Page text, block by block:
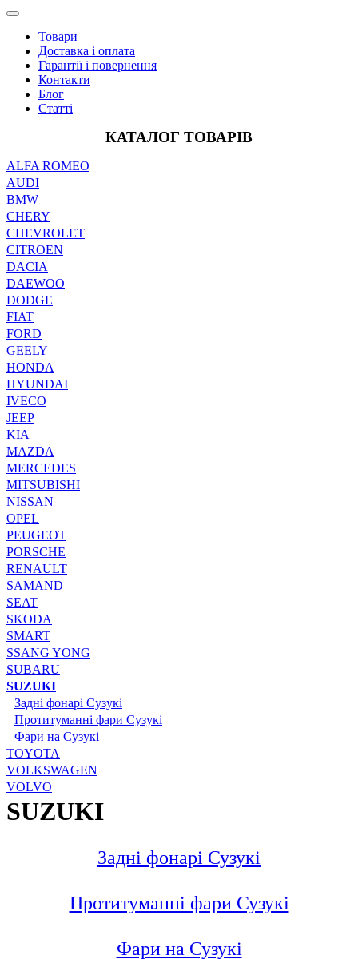
Товари
Доставка і оплата
Гарантії і повернення
Контакти
Блог
Статті
КАТАЛОГ ТОВАРІВ
ALFA ROMEO
AUDI
BMW
CHERY
CHEVROLET
CITROEN
DACIA
DAEWOO
DODGE
FIAT
FORD
GEELY
HONDA
HYUNDAI
IVECO
JEEP
KIA
MAZDA
MERCEDES
MITSUBISHI
NISSAN
OPEL
PEUGEOT
PORSCHE
RENAULT
SAMAND
SEAT
SKODA
SMART
SSANG YONG
SUBARU
SUZUKI
Задні фонарі Сузукі
Протитуманні фари Сузукі
Фари на Сузукі
TOYOTA
VOLKSWAGEN
VOLVO
SUZUKI
Задні фонарі Сузукі
Протитуманні фари Сузукі
Фари на Сузукі